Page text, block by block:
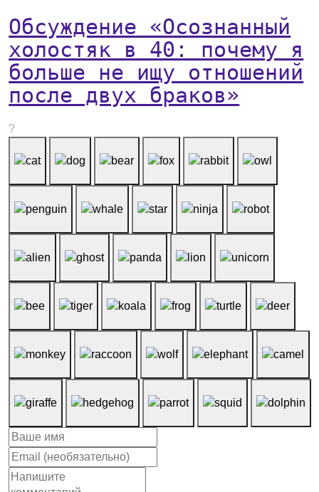
Обсуждение «Осознанный
холостяк в 40: почему я
больше не ищу отношений
после двух браков»
?